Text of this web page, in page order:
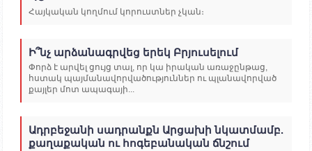
Հայկական կողմում կորուստներ չկան։
Ի՞նչ արձանագրվեց երեկ Բրյուսելում
Փորձ է արվել ցույց տալ, որ կա իրական առաջընթաց,
հստակ պայմանավորվածություններ ու պլանավորված
քայլեր մոտ ապագայի...
Ադրբեջանի սադրանքն Արցախի նկատմամբ.
քաղաքական ու հոգեբանական ճնշում